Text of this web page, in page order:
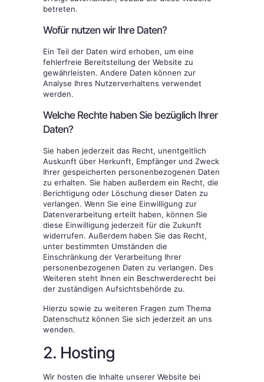
betreten.
Wofür nutzen wir Ihre Daten?
Ein Teil der Daten wird erhoben, um eine
fehlerfreie Bereitstellung der Website zu
gewährleisten. Andere Daten können zur
Analyse Ihres Nutzerverhaltens verwendet
werden.
Welche Rechte haben Sie bezüglich Ihrer
Daten?
Sie haben jederzeit das Recht, unentgeltlich
Auskunft über Herkunft, Empfänger und Zweck
Ihrer gespeicherten personenbezogenen Daten
zu erhalten. Sie haben außerdem ein Recht, die
Berichtigung oder Löschung dieser Daten zu
verlangen. Wenn Sie eine Einwilligung zur
Datenverarbeitung erteilt haben, können Sie
diese Einwilligung jederzeit für die Zukunft
widerrufen. Außerdem haben Sie das Recht,
unter bestimmten Umständen die
Einschränkung der Verarbeitung Ihrer
personenbezogenen Daten zu verlangen. Des
Weiteren steht Ihnen ein Beschwerderecht bei
der zuständigen Aufsichtsbehörde zu.
Hierzu sowie zu weiteren Fragen zum Thema
Datenschutz können Sie sich jederzeit an uns
wenden.
2. Hosting
Wir hosten die Inhalte unserer Website bei